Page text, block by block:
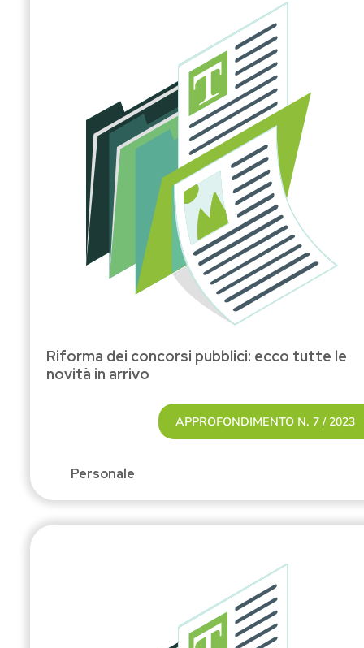
Riforma dei concorsi pubblici: ecco tutte le
novità in arrivo
APPROFONDIMENTO N. 7 / 2023
Personale